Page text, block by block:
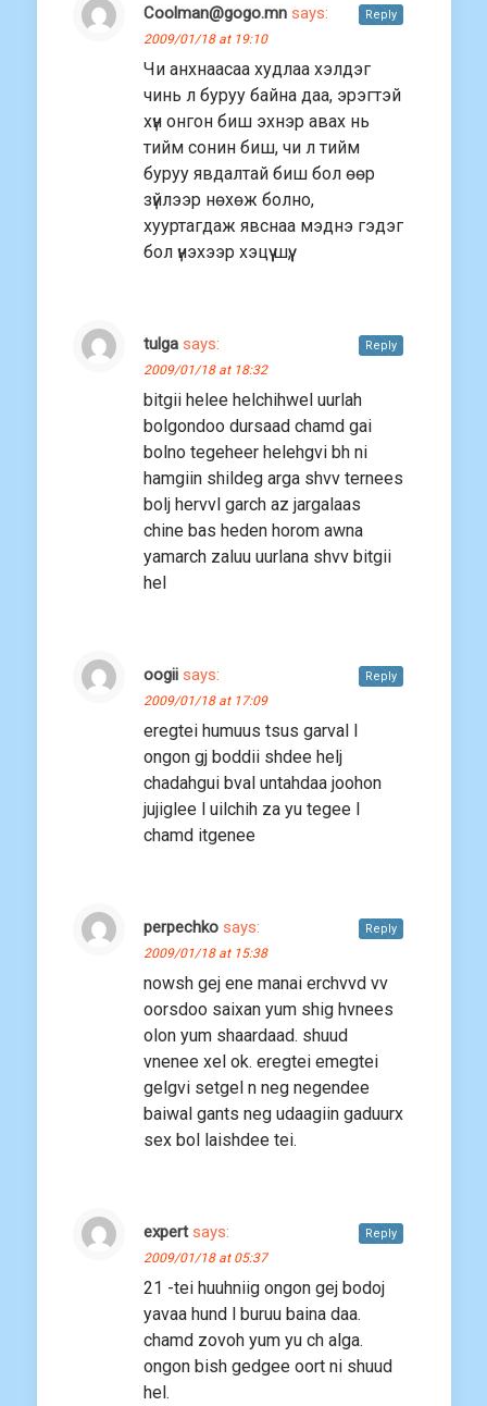
Coolman@gogo.mn says:
2009/01/18 at 19:10
Чи анхнаасаа худлаа хэлдэг
чинь л буруу байна даа, эрэгтэй
хүн онгон биш эхнэр авах нь
тийм сонин биш, чи л тийм
буруу явдалтай биш бол өөр
зүйлээр нөхөж болно,
хууртагдаж явснаа мэднэ гэдэг
бол үнэхээр хэцүү шүү,
Reply
tulga says:
2009/01/18 at 18:32
bitgii helee helchihwel uurlah
bolgondoo dursaad chamd gai
bolno tegeheer helehgvi bh ni
hamgiin shildeg arga shvv ternees
bolj hervvl garch az jargalaas
chine bas heden horom awna
yamarch zaluu uurlana shvv bitgii
hel
Reply
oogii says:
2009/01/18 at 17:09
eregtei humuus tsus garval l
ongon gj boddii shdee helj
chadahgui bval untahdaa joohon
jujiglee l uilchih za yu tegee l
chamd itgenee
Reply
perpechko says:
2009/01/18 at 15:38
nowsh gej ene manai erchvvd vv
oorsdoo saixan yum shig hvnees
olon yum shaardaad. shuud
vnenee xel ok. eregtei emegtei
gelgvi setgel n neg negendee
baiwal gants neg udaagiin gaduurx
sex bol laishdee tei.
Reply
expert says:
2009/01/18 at 05:37
21 -tei huuhniig ongon gej bodoj
yavaa hund l buruu baina daa.
chamd zovoh yum yu ch alga.
ongon bish gedgee oort ni shuud
hel.
Reply